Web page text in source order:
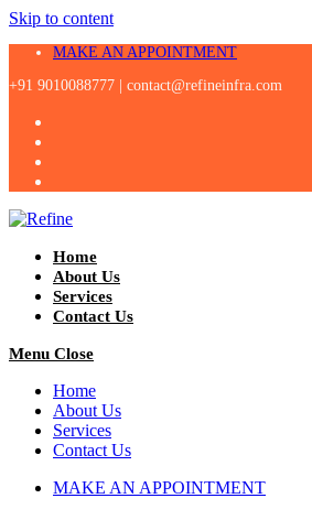
Skip to content
MAKE AN APPOINTMENT
+91 9010088777 | contact@refineinfra.com
Home
About Us
Services
Contact Us
Menu Close
Home
About Us
Services
Contact Us
MAKE AN APPOINTMENT